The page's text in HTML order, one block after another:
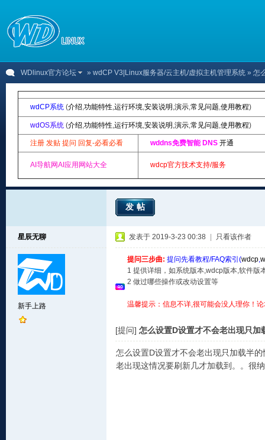
WDlinux官方论坛 » wdCP V3|Linux服务器/云主机/虚拟主机管理系统 » 怎
wdCP系统 (介绍,功能特性,运行环境,安装说明 ,演示,常见问题,使用教程)
wdOS系统 (介绍,功能特性,运行环境,安装说明 ,演示,常见问题,使用教程)
注册 发贴 提问 回复-必看必看 wddns免费智能 DNS 开通
AI导航网AI应用网站大全 wdcp官方技术支持/服务
发帖
星辰无聊
新手上路
发表于 2019-3-23 00:38 只看该作者
提问三步曲: 提问先看教程/FAQ索引(wdcp,
1 提供详细，如系统版本,wdcp版本,软件版
2 做过哪些操作或改动设置等
温馨提示：信息不详,很可能会没人理你！
[提问] 怎么设置D设置才不会老出现只加
怎么设置D设置才不会老出现只加载半
老出现这情况要刷新几才加载到。。很